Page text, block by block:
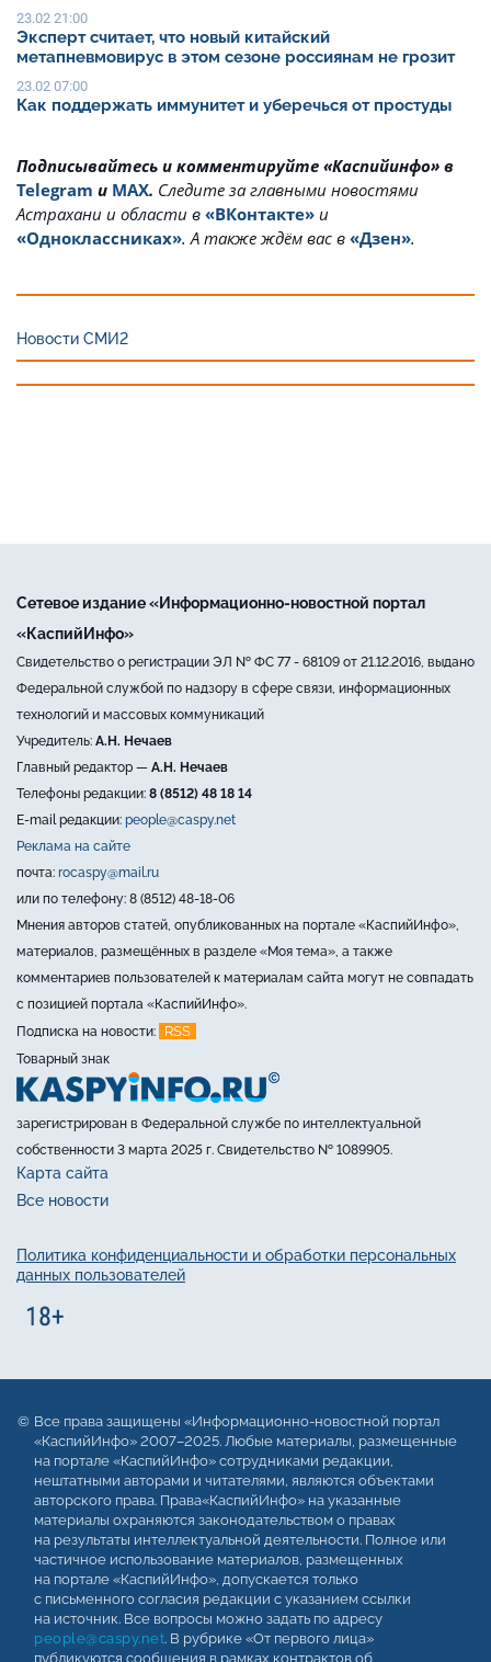
23.02 21:00
Эксперт считает, что новый китайский
метапневмовирус в этом сезоне россиянам не грозит
23.02 07:00
Как поддержать иммунитет и уберечься от простуды
Подписывайтесь и комментируйте «Каспийинфо» в
Telegram и MAX. Cледите за главными новостями
Астрахани и области в «ВКонтакте» и
«Одноклассниках». А также ждём вас в «Дзен».
Новости СМИ2
Сетевое издание «Информационно-новостной портал
«КаспийИнфо»
Свидетельство о регистрации ЭЛ № ФС 77 - 68109 от 21.12.2016, выдано
Федеральной службой по надзору в сфере связи, информационных
технологий и массовых коммуникаций
Учредитель: А.Н. Нечаев
Главный редактор — А.Н. Нечаев
Телефоны редакции: 8 (8512) 48 18 14
E-mail редакции: people@caspy.net
Реклама на сайте
почта: rocaspy@mail.ru
или по телефону: 8 (8512) 48-18-06
Мнения авторов статей, опубликованных на портале «КаспийИнфо»,
материалов, размещённых в разделе «Моя тема», а также
комментариев пользователей к материалам сайта могут не совпадать
с позицией портала «КаспийИнфо».
Подписка на новости:
RSS
Товарный знак
зарегистрирован в Федеральной службе по интеллектуальной
собственности 3 марта 2025 г. Свидетельство № 1089905.
Карта сайта
Все новости
Политика конфиденциальности и обработки персональных
данных пользователей
Все права защищены «Информационно-новостной портал
«КаспийИнфо» 2007–2025. Любые материалы, размещенные
на портале «КаспийИнфо» сотрудниками редакции,
нештатными авторами и читателями, являются объектами
авторского права. Права«КаспийИнфо» на указанные
материалы охраняются законодательством о правах
на результаты интеллектуальной деятельности. Полное или
частичное использование материалов, размещенных
на портале «КаспийИнфо», допускается только
с письменного согласия редакции с указанием ссылки
на источник. Все вопросы можно задать по адресу
people@caspy.net. В рубрике «От первого лица»
публикуются сообщения в рамках контрактов об